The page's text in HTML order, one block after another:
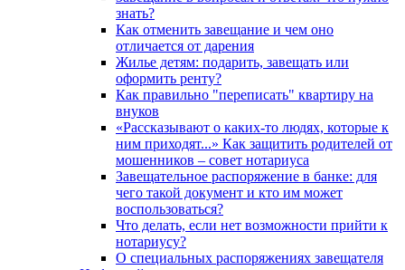
знать?
Как отменить завещание и чем оно
отличается от дарения
Жилье детям: подарить, завещать или
оформить ренту?
Как правильно "переписать" квартиру на
внуков
«Рассказывают о каких-то людях, которые к
ним приходят...» Как защитить родителей от
мошенников – совет нотариуса
Завещательное распоряжение в банке: для
чего такой документ и кто им может
воспользоваться?
Что делать, если нет возможности прийти к
нотариусу?
О специальных распоряжениях завещателя